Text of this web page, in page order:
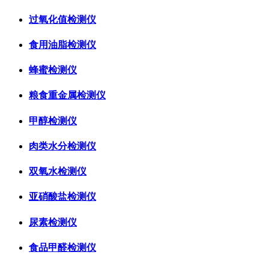
过氧化值检测仪
食用油脂检测仪
蜂蜜检测仪
粮食重金属检测仪
甲醇检测仪
肉类水分检测仪
双氧水检测仪
亚硝酸盐检测仪
尿素检测仪
食品甲醛检测仪